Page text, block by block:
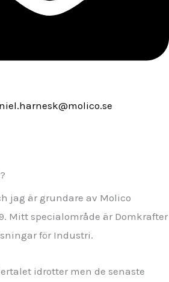
jag är grundare av Molico
Mitt specialområde är Domkrafter
för Industri.
idrotter men de senaste